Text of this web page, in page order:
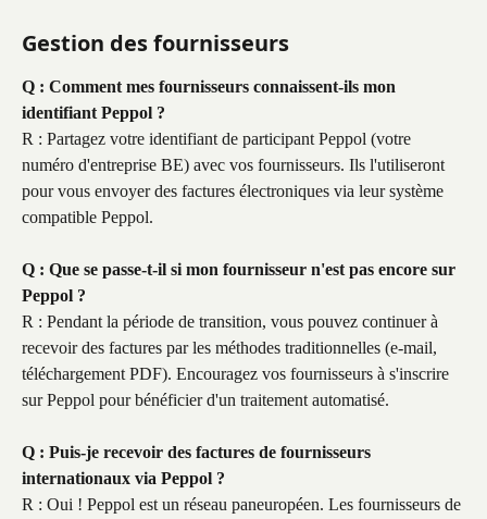
Gestion des fournisseurs
Q : Comment mes fournisseurs connaissent-ils mon
identifiant Peppol ?
R : Partagez votre identifiant de participant Peppol (votre
numéro d'entreprise BE) avec vos fournisseurs. Ils l'utiliseront
pour vous envoyer des factures électroniques via leur système
compatible Peppol.
Q : Que se passe-t-il si mon fournisseur n'est pas encore sur
Peppol ?
R : Pendant la période de transition, vous pouvez continuer à
recevoir des factures par les méthodes traditionnelles (e-mail,
téléchargement PDF). Encouragez vos fournisseurs à s'inscrire
sur Peppol pour bénéficier d'un traitement automatisé.
Q : Puis-je recevoir des factures de fournisseurs
internationaux via Peppol ?
R : Oui ! Peppol est un réseau paneuropéen. Les fournisseurs de